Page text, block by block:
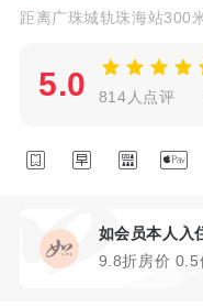
距离广珠城轨珠海站300
5.0 814人点评
   
如会员本人入
9.8折房价 0.5